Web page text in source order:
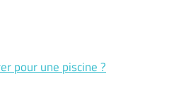
pour une piscine ?